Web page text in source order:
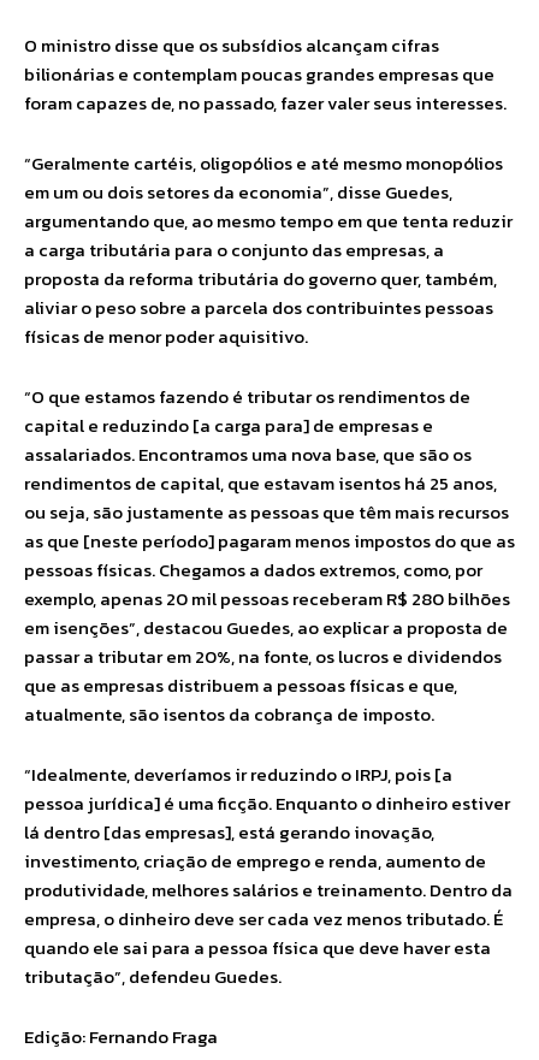
O ministro disse que os subsídios alcançam cifras
bilionárias e contemplam poucas grandes empresas que
foram capazes de, no passado, fazer valer seus interesses.
“Geralmente cartéis, oligopólios e até mesmo monopólios
em um ou dois setores da economia”, disse Guedes,
argumentando que, ao mesmo tempo em que tenta reduzir
a carga tributária para o conjunto das empresas, a
proposta da reforma tributária do governo quer, também,
aliviar o peso sobre a parcela dos contribuintes pessoas
físicas de menor poder aquisitivo.
“O que estamos fazendo é tributar os rendimentos de
capital e reduzindo [a carga para] de empresas e
assalariados. Encontramos uma nova base, que são os
rendimentos de capital, que estavam isentos há 25 anos,
ou seja, são justamente as pessoas que têm mais recursos
as que [neste período] pagaram menos impostos do que as
pessoas físicas. Chegamos a dados extremos, como, por
exemplo, apenas 20 mil pessoas receberam R$ 280 bilhões
em isenções”, destacou Guedes, ao explicar a proposta de
passar a tributar em 20%, na fonte, os lucros e dividendos
que as empresas distribuem a pessoas físicas e que,
atualmente, são isentos da cobrança de imposto.
“Idealmente, deveríamos ir reduzindo o IRPJ, pois [a
pessoa jurídica] é uma ficção. Enquanto o dinheiro estiver
lá dentro [das empresas], está gerando inovação,
investimento, criação de emprego e renda, aumento de
produtividade, melhores salários e treinamento. Dentro da
empresa, o dinheiro deve ser cada vez menos tributado. É
quando ele sai para a pessoa física que deve haver esta
tributação”, defendeu Guedes.
Edição: Fernando Fraga